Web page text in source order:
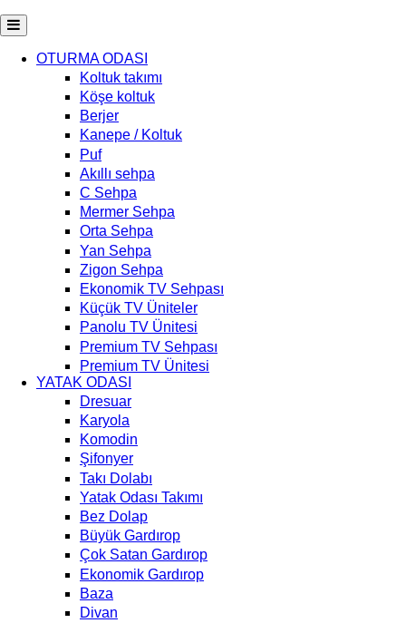
OTURMA ODASI
Koltuk takımı
Köşe koltuk
Berjer
Kanepe / Koltuk
Puf
Akıllı sehpa
C Sehpa
Mermer Sehpa
Orta Sehpa
Yan Sehpa
Zigon Sehpa
Ekonomik TV Sehpası
Küçük TV Üniteler
Panolu TV Ünitesi
Premium TV Sehpası
Premium TV Ünitesi
YATAK ODASI
Dresuar
Karyola
Komodin
Şifonyer
Takı Dolabı
Yatak Odası Takımı
Bez Dolap
Büyük Gardırop
Çok Satan Gardırop
Ekonomik Gardırop
Baza
Divan